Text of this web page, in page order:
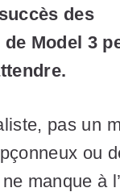
des
Model 3
pas un
ou
manque à